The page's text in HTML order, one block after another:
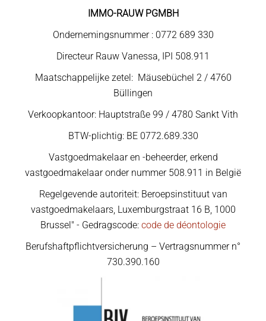
IMMO-RAUW PGMBH
Ondernemingsnummer : 0772 689 330
Directeur Rauw Vanessa, IPI 508.911
Maatschappelijke zetel: Mäusebüchel 2 / 4760
Büllingen
Verkoopkantoor: Hauptstraße 99 / 4780 Sankt Vith
BTW-plichtig: BE 0772.689.330
Vastgoedmakelaar en -beheerder, erkend
vastgoedmakelaar onder nummer 508.911 in België
Regelgevende autoriteit: Beroepsinstituut van
vastgoedmakelaars, Luxemburgstraat 16 B, 1000
Brussel" - Gedragscode: code de déontologie
Berufshaftpflichtversicherung – Vertragsnummer n°
730.390.160